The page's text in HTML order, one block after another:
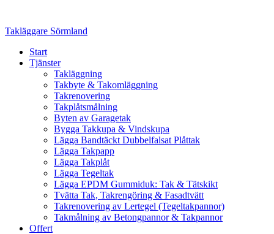
content
Takläggare Sörmland
Start
Tjänster
Takläggning
Takbyte & Takomläggning
Takrenovering
Takplåtsmålning
Byten av Garagetak
Bygga Takkupa & Vindskupa
Lägga Bandtäckt Dubbelfalsat Plåttak
Lägga Takpapp
Lägga Takplåt
Lägga Tegeltak
Lägga EPDM Gummiduk: Tak & Tätskikt
Tvätta Tak, Takrengöring & Fasadtvätt
Takrenovering av Lertegel (Tegeltakpannor)
Takmålning av Betongpannor & Takpannor
Offert